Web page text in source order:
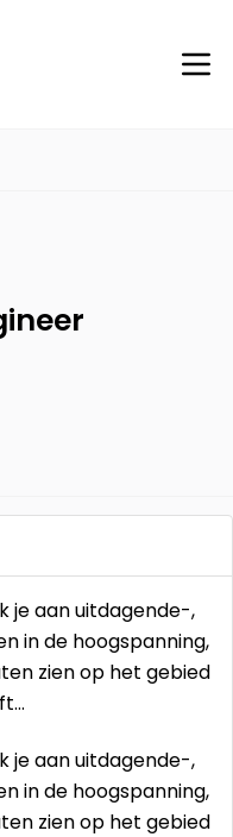
je aan uitdagende-,
in de hoogspanning,
zien op het gebied
je aan uitdagende-,
in de hoogspanning,
zien op het gebied